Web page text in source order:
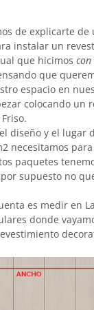
de explicarte de
instalar un
que hicimos con
que
espacio en
colocando un
diseño y el lugar
necesitamos
paquetes
supuesto no
es medir en
donde